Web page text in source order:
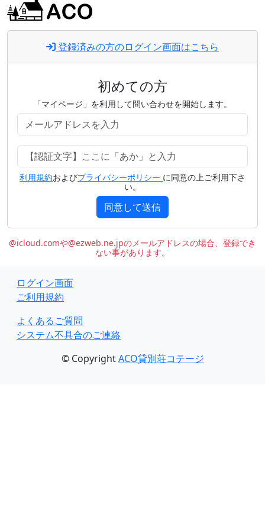
登録済みの方のログイン画面はこちら
初めての方
「マイページ」を利用して問い合わせを開始します。
利用規約およびプライバシーポリシー に同意の上ご利用下さ
い。
同意して送信
@icloud.comや@ezweb.ne.jpのメールアドレスの場合、登録でき
ない事があります。
ログイン画面
ご利用規約
よくあるご質問
システム不具合のご連絡
© CopyrightACO貸別荘コテージ